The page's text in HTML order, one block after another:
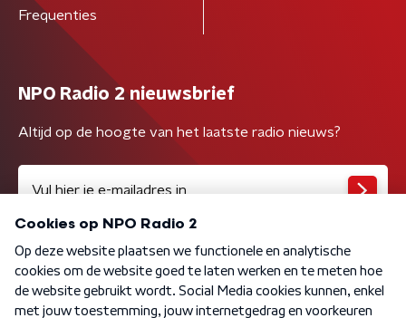
Frequenties
NPO Radio 2 nieuwsbrief
Altijd op de hoogte van het laatste radio nieuws?
Algemene voorwaarden